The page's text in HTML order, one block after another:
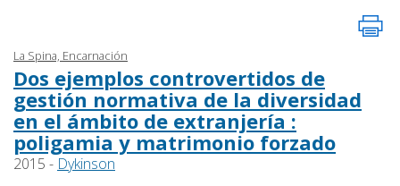
La Spina, Encarnación
Dos ejemplos controvertidos de
gestión normativa de la diversidad
en el ámbito de extranjería :
poligamia y matrimonio forzado
2015 - Dykinson